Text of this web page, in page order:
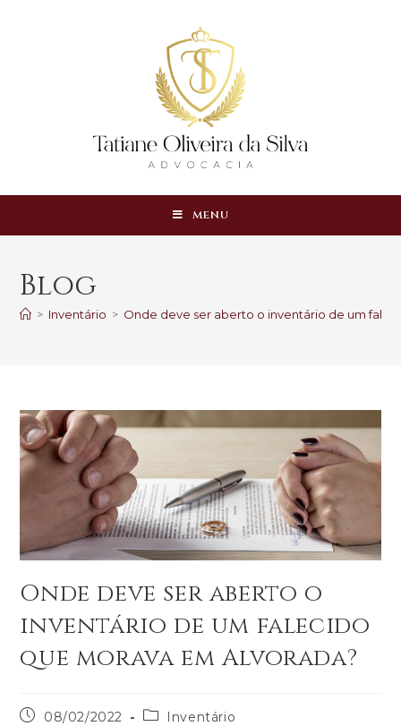
MENU
Blog
> Inventário > Onde deve ser aberto o inventário de um
Onde deve ser aberto o
inventário de um falecido
que morava em Alvorada?
08/02/2022 Inventário